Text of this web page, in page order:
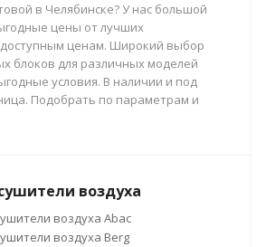
в Челябинске? У нас большой
цены от лучших
ценам. Широкий выбор
блоков для различных моделей
условия. В наличии и под
Подобрать по параметрам и
воздуха
воздуха Abac
воздуха Berg